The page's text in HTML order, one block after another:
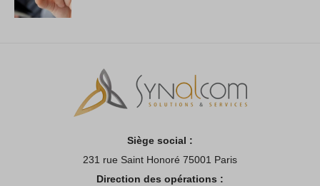
Siège social :
231 rue Saint Honoré 75001 Paris
Direction des opérations :